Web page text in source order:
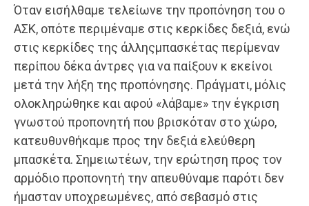
Όταν εισήλθαμε τελείωνε την προπόνηση του ο
ΑΣΚ, οπότε περιμέναμε στις κερκίδες δεξιά, ενώ
στις κερκίδες της άλληςμπασκέτας περίμεναν
περίπου δέκα άντρες για να παίξουν κ εκείνοι
μετά την λήξη της προπόνησης. Πράγματι, μόλις
ολοκληρώθηκε και αφού «λάβαμε» την έγκριση
γνωστού προπονητή που βρισκόταν στο χώρο,
κατευθυνθήκαμε προς την δεξιά ελεύθερη
μπασκέτα. Σημειωτέων, την ερώτηση προς τον
αρμόδιο προπονητή την απευθύναμε παρότι δεν
ήμασταν υποχρεωμένες, από σεβασμό στις